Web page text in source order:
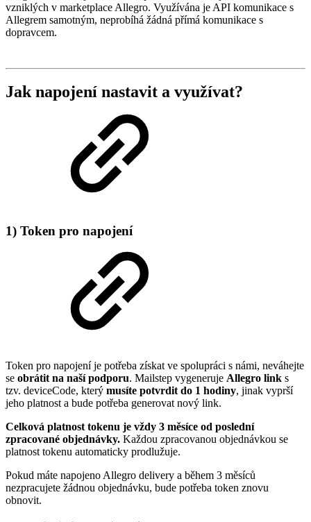
vzniklých v marketplace Allegro. Využívána je API komunikace s
Allegrem samotným, neprobíhá žádná přímá komunikace s
dopravcem.
Jak napojení nastavit a využívat?
1) Token pro napojení
Token pro napojení je potřeba získat ve spolupráci s námi, neváhejte
se obrátit na naší podporu. Mailstep vygeneruje Allegro link s
tzv. deviceCode, který musíte potvrdit do 1 hodiny, jinak vyprší
jeho platnost a bude potřeba generovat nový link.
Celková platnost tokenu je vždy 3 měsíce od poslední
zpracované objednávky. Každou zpracovanou objednávkou se
platnost tokenu automaticky prodlužuje.
Pokud máte napojeno Allegro delivery a během 3 měsíců
nezpracujete žádnou objednávku, bude potřeba token znovu
obnovit.